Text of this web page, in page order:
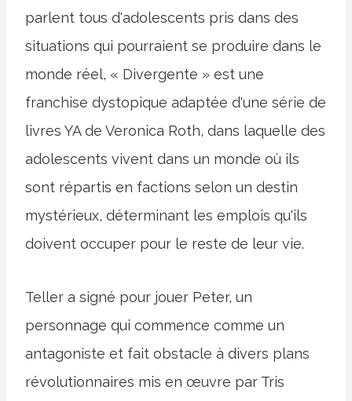
parlent tous d'adolescents pris dans des
situations qui pourraient se produire dans le
monde réel, « Divergente » est une
franchise dystopique adaptée d'une série de
livres YA de Veronica Roth, dans laquelle des
adolescents vivent dans un monde où ils
sont répartis en factions selon un destin
mystérieux, déterminant les emplois qu'ils
doivent occuper pour le reste de leur vie.
Teller a signé pour jouer Peter, un
personnage qui commence comme un
antagoniste et fait obstacle à divers plans
révolutionnaires mis en œuvre par Tris